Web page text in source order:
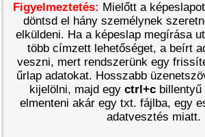
Figyelmeztetés: Mielőtt a
döntsd el hány személynek
elküldeni. Ha a képeslap megírása
több címzett lehetőséget, a beírt
veszni, mert rendszerünk egy
űrlap adatokat. Hosszabb
kijelölni, majd egyctrl+c billentyű
elmenteni akár egy txt. fájlba, egy
adatvesztés miatt.